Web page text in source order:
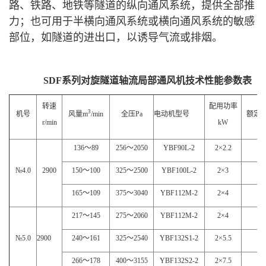
路、铁路、地铁等隧道的纵向通风系统，提供全部推
力；也可用于半横向通风系统或横向通风系统的敏感
部位，如隧道的进出口，以诱导气流或排烟。
SDF系列对旋隧道轴流局部通风机技术性能参数表
机号
转速
r/min
风量m3/min 全压Pa 电动机型号
配用功率
kW
额定
№4.0 2900
136～89 256～2050 YBF90L-2 2×2.2
150～100 325～2500 YBF100L-2 2×3
165～109 375～3040 YBF112M-2 2×4
№5.0 2900
217～145 275～2060 YBF112M-2 2×4
240～161 325～2540 YBF132S1-2 2×5.5
266～178 400～3155 YBF132S2-2 2×7.5